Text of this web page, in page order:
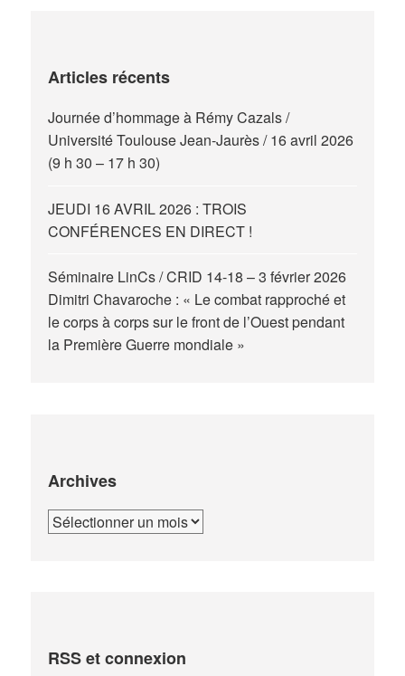
Articles récents
Journée d’hommage à Rémy Cazals /
Université Toulouse Jean-Jaurès / 16 avril 2026
(9 h 30 – 17 h 30)
JEUDI 16 AVRIL 2026 : TROIS
CONFÉRENCES EN DIRECT !
Séminaire LinCs / CRID 14-18 – 3 février 2026
Dimitri Chavaroche : « Le combat rapproché et
le corps à corps sur le front de l’Ouest pendant
la Première Guerre mondiale »
Archives
Archives
RSS et connexion